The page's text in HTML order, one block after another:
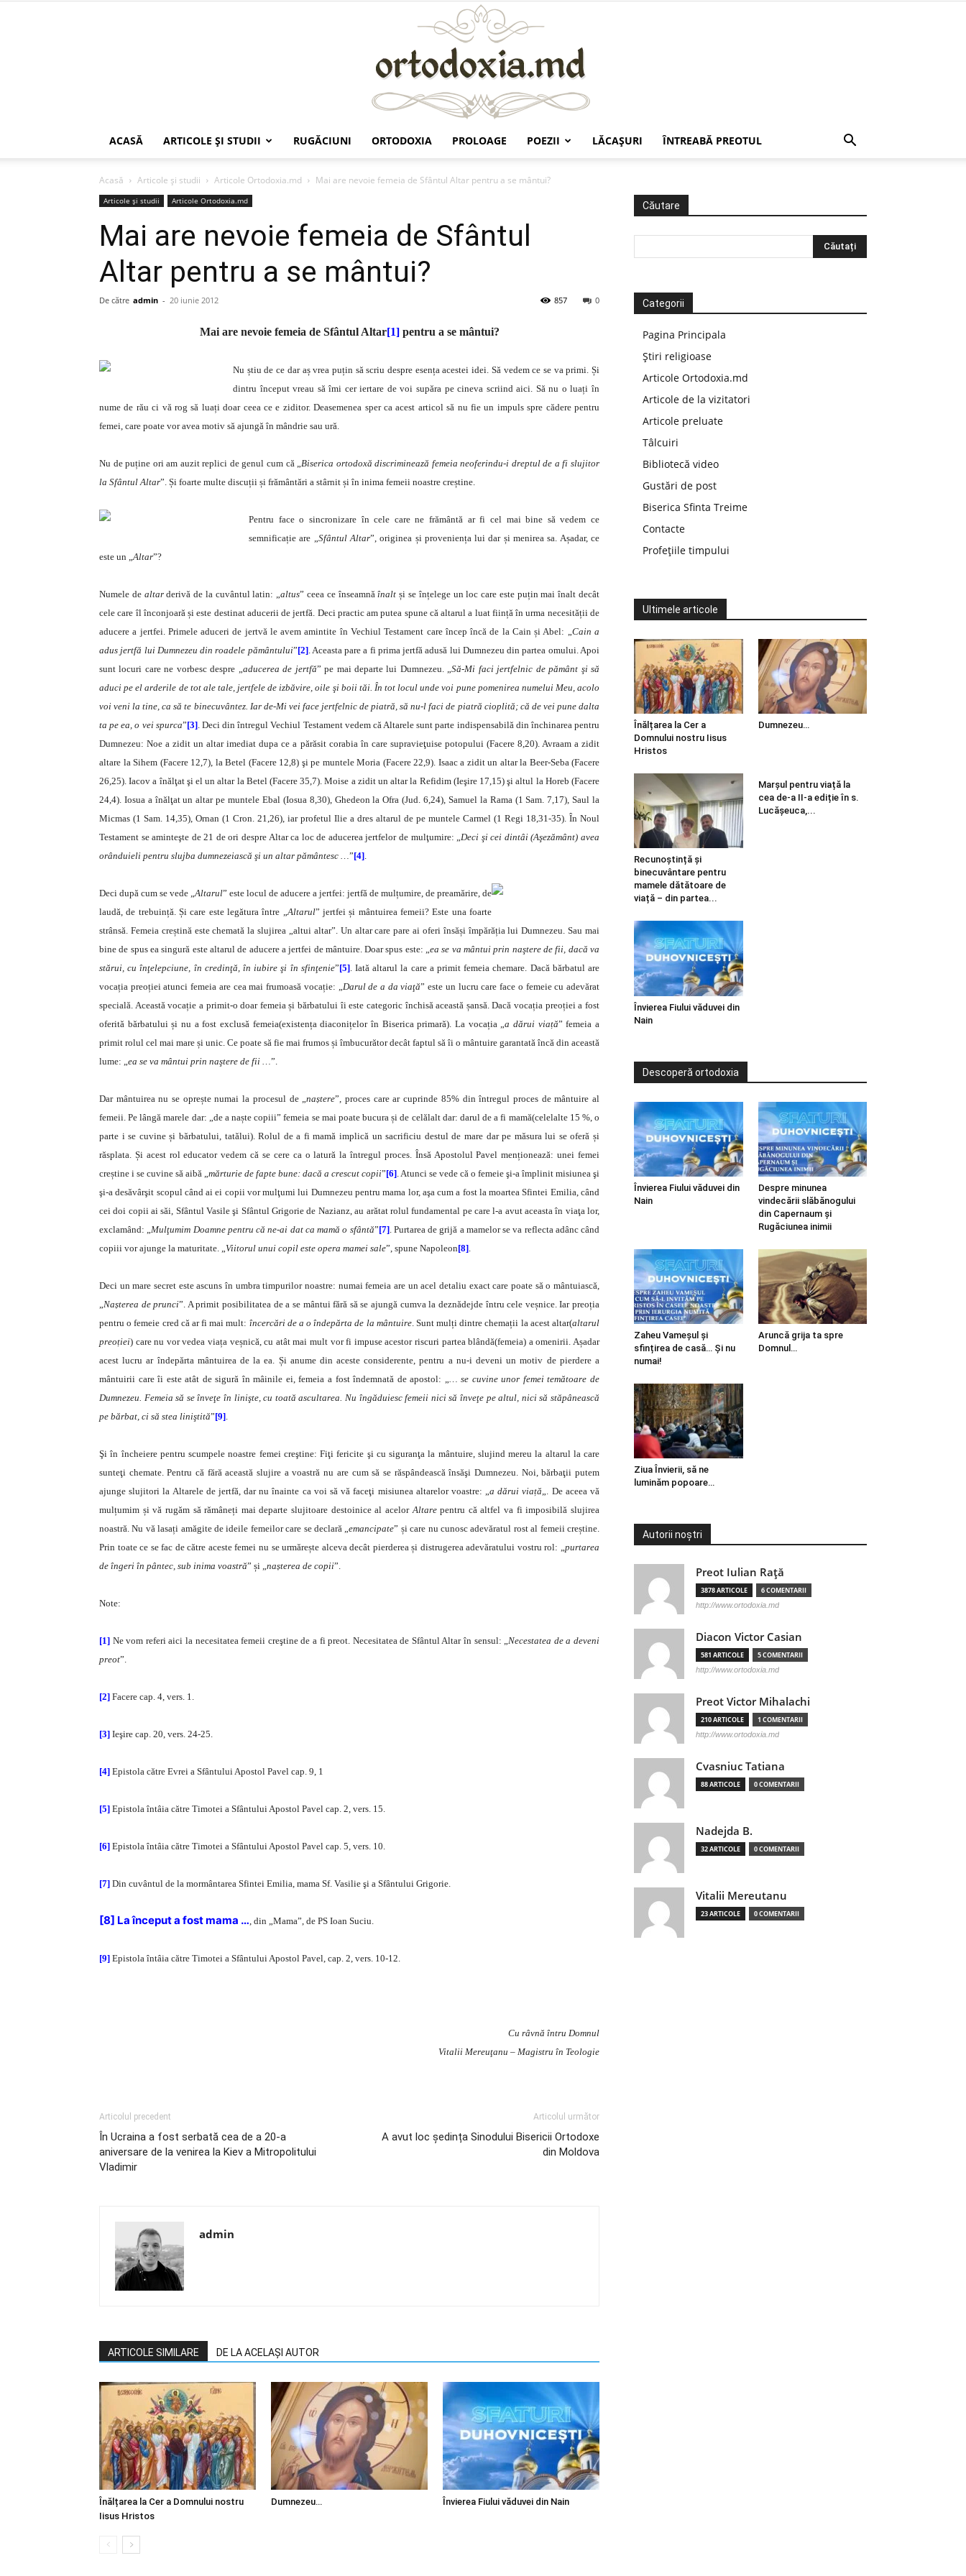
ACASĂ ARTICOLE ŞI STUDII RUGĂCIUNI ORTODOXIA PROLOAGE POEZII LĂCAŞURI ÎNTREABĂ PREOTUL
Acasă Articole şi studii Articole Ortodoxia.md Mai are nevoie femeia de Sfântul Altar pentru a se mântui?
Articole şi studii Articole Ortodoxia.md
Mai are nevoie femeia de Sfântul
Altar pentru a se mântui?
De către admin - 20 iunie 2012 0
857
Mai are nevoie femeia de Sfântul Altar[1]pentru a se mântui?
Nu știu de ce dar aș vrea puțin să scriu despre esența acestei idei. Să vedem ce se va primi. Și
dintru început vreau să îmi cer iertare de voi supăra pe cineva scriind aici. Să nu o luați în
nume de rău ci vă rog să luați doar ceea ce e ziditor. Deasemenea sper ca acest articol să nu fie un impuls spre cădere pentru
femei, care poate vor avea motiv să ajungă în mândrie sau ură.
Nu de puține ori am auzit replici de genul cum că „Biserica ortodoxă discriminează femeia neoferindu-i dreptul de a fi slujitor
la Sfântul Altar”. Și foarte multe discuții și frământări a stârnit și în inima femeii noastre creștine.
Pentru face o sincronizare în cele care ne frământă ar fi cel mai bine să vedem ce
semnificație are „Sfântul Altar”, originea și proveniența lui dar și menirea sa. Așadar, ce
este un „Altar”?
Numele de altarderivă de la cuvântul latin: „altus” ceea ce înseamnăînalt și se înțelege un loc care este puțin mai înalt decât
cele care îl înconjoară și este destinat aducerii de jertfă. Deci practic am putea spune că altarul a luat ființă în urma necesității de
aducere a jertfei. Primele aduceri de jertvă le avem amintite în Vechiul Testament care încep încă de la Cain și Abel: „Cain a
adus jertfă lui Dumnezeu din roadele pământului”[2]. Aceasta pare a fi prima jertfă adusă lui Dumnezeu din partea omului. Apoi
sunt locuri care ne vorbesc despre „aducerea de jertfă” pe mai departe lui Dumnezeu. „Să-Mi faci jertfelnic de pământ şi să
aduci pe el arderile de tot ale tale, jertfele de izbăvire, oile şi boii tăi. În tot locul unde voi pune pomenirea numelui Meu, acolo
voi veni la tine, ca să te binecuvântez. Iar de-Mi vei face jertfelnic de piatră, să nu-l faci de piatră cioplită; că de vei pune dalta
ta pe ea, o vei spurca”[3]. Deci din întregul Vechiul Testament vedem că Altarele sunt parte indispensabilă din închinarea pentru
Dumnezeu: Noe a zidit un altar imediat dupa ce a părăsit corabia în care supravieţuise potopului (Facere 8,20). Avraam a zidit
altare la Sihem (Facere 12,7), la Betel (Facere 12,8) şi pe muntele Moria (Facere 22,9). Isaac a zidit un altar la Beer-Seba (Facere
26,25). Iacov a înălţat şi el un altar la Betel (Facere 35,7). Moise a zidit un altar la Refidim (Ieşire 17,15) şi altul la Horeb (Facere
24,4). Iosua a înălţat un altar pe muntele Ebal (Iosua 8,30), Ghedeon la Ofra (Jud. 6,24), Samuel la Rama (1 Sam. 7,17), Saul la
Micmas (1 Sam. 14,35), Ornan (1 Cron. 21,26), iar profetul Ilie a dres altarul de pe muntele Carmel (1 Regi 18,31-35). În Noul
Testament se aminteşte de 21 de ori despre Altar ca loc de aducerea jertfelor de mulţumire: „Deci şi cei dintâi (Aşezământ) avea
orânduieli pentru slujba dumnezeiască şi un altar pământesc …”[4].
Deci după cum se vede „Altarul” este locul de aducere a jertfei: jertfă de mulțumire, de preamărire, de
laudă, de trebuință. Și care este legătura între „Altarul” jertfei și mântuirea femeii? Este una foarte
strânsă. Femeia creștină este chemată la slujirea „altui altar”. Un altar care pare ai oferi însăși împărăția lui Dumnezeu. Sau mai
bine de spus ea singură este altarul de aducere a jertfei de mântuire. Doar spus este: „ea se va mântui prin naştere de fii, dacă va
stărui, cu înţelepciune, în credinţă, în iubire şi în sfinţenie”[5]. Iată altarul la care a primit femeia chemare. Dacă bărbatul are
vocația preoției atunci femeia are cea mai frumoasă vocație: „Darul de a da viaţă” este un lucru care face o femeie cu adevărat
specială. Această vocație a primit-o doar femeia și bărbatului îi este categoric închisă această șansă. Dacă vocația preoției a fost
oferită bărbatului și nu a fost exclusă femeia(existența diaconițelor în Biserica primară). La vocația „a dărui viață” femeia a
primit rolul cel mai mare și unic. Ce poate să fie mai frumos și îmbucurător decât faptul să îi o mântuire garantată încă din această
lume: „ea se va mântui prin naştere de fii …”.
Dar mântuirea nu se oprește numai la procesul de „naștere”, proces care ar cuprinde 85% din întregul proces de mântuire al
femeii. Pe lângă marele dar: „de a naște copiii” femeia se mai poate bucura și de celălalt dar: darul de a fi mamă(celelalte 15 %, o
parte i se cuvine și bărbatului, tatălui). Rolul de a fi mamă implică un sacrificiu destul de mare dar pe măsura lui se oferă și
răsplata. Și acest rol educator vedem că se cere ca o latură la întregul proces. Însă Apostolul Pavel menționează: unei femei
creștine i se cuvine să aibă „mărturie de fapte bune: dacă a crescut copii”[6]. Atunci se vede că o femeie şi-a împlinit misiunea şi
şi-a desăvârşit scopul când ai ei copii vor mulţumi lui Dumnezeu pentru mama lor, aşa cum a fost la moartea Sfintei Emilia, când
cei doi copii ai săi, Sfântul Vasile şi Sfântul Grigorie de Nazianz, au arătat rolul fundamental pe care l-a avut aceasta în viaţa lor,
exclamând: „Mulţumim Doamne pentru că ne-ai dat ca mamă o sfântă”[7]. Purtarea de grijă a mamelor se va reflecta adânc când
copiii vor ajunge la maturitate. „Viitorul unui copil este opera mamei sale”, spune Napoleon[8].
Deci un mare secret este ascuns în umbra timpurilor noastre: numai femeia are un acel detaliu exact care poate să o mântuiască,
„Nașterea de prunci”. A primit posibilitatea de a se mântui fără să se ajungă cumva la deznădejde întru cele veșnice. Iar preoția
pentru o femeie cred că ar fi mai mult: încercări de a o îndepărta de la mântuire. Sunt mulți dintre chemații la acest altar(altarul
preoției) care nu vor vedea viața veșnică, cu atât mai mult vor fi impuse acestor riscuri partea blândă(femeia) a omenirii. Așadar
acest lucru ar îndepărta mântuirea de la ea. Și anume din aceste considerente, pentru a nu-i deveni un motiv de pierdere a
mântuirii care îi este atât de sigură în mâinile ei, femeia a fost îndemnată de apostol: „… se cuvine unor femei temătoare de
Dumnezeu. Femeia să se înveţe în linişte, cu toată ascultarea. Nu îngăduiesc femeii nici să înveţe pe altul, nici să stăpânească
pe bărbat, ci să stea liniştită”[9].
Şi în încheiere pentru scumpele noastre femei creştine: Fiţi fericite şi cu siguranţa la mântuire, slujind mereu la altarul la care
sunteţi chemate. Pentru că fără această slujire a voastră nu are cum să se răspândească însăşi Dumnezeu. Noi, bărbaţii putem
ajunge slujitori la Altarele de jertfă, dar nu înainte ca voi să vă faceţi misiunea altarelor voastre: „a dărui viață„. De aceea vă
mulțumim și vă rugăm să rămâneți mai departe slujitoare destoinice al acelorAltarepentru că altfel va fi imposibilă slujirea
noastră. Nu vă lasați amăgite de ideile femeilor care se declară „emancipate” și care nu cunosc adevăratul rost al femeii creștine.
Prin toate ce se fac de către aceste femei nu se urmărește alceva decât pierderea și distrugerea adevăratului vostru rol: „purtarea
de îngeri în pântec, sub inima voastră” și „nașterea de copii”.
Note:
[1] Ne vom referi aici la necesitatea femeii creştine de a fi preot. Necesitatea de Sfântul Altar în sensul: „Necestatea de a deveni
preot”.
[2] Facere cap. 4, vers. 1.
[3] Ieşire cap. 20, vers. 24-25.
[4] Epistola către Evrei a Sfântului Apostol Pavel cap. 9, 1
[5] Epistola întâia către Timotei a Sfântului Apostol Pavel cap. 2, vers. 15.
[6] Epistola întâia către Timotei a Sfântului Apostol Pavel cap. 5, vers. 10.
[7] Din cuvântul de la mormântarea Sfintei Emilia, mama Sf. Vasilie şi a Sfântului Grigorie.
[8] La început a fost mama …, din „Mama”, de PS Ioan Suciu.
[9] Epistola întâia către Timotei a Sfântului Apostol Pavel, cap. 2, vers. 10-12.
Cu râvnă întru Domnul
Vitalii Mereuţanu – Magistru în Teologie
Articolul precedent
În Ucraina a fost serbată cea de a 20-a
aniversare de la venirea la Kiev a Mitropolitului
Vladimir
Articolul următor
A avut loc ședința Sinodului Bisericii Ortodoxe
din Moldova
admin
ARTICOLE SIMILARE DE LA ACELAȘI AUTOR
Înălțarea la Cer a Domnului nostru
Iisus Hristos
Dumnezeu… Învierea Fiului văduvei din Nain
Căutare
Categorii
Pagina Principala
Știri religioase
Articole Ortodoxia.md
Articole de la vizitatori
Articole preluate
Tâlcuiri
Bibliotecă video
Gustări de post
Biserica Sfinta Treime
Contacte
Profețiile timpului
Ultimele articole
Înălțarea la Cer a
Domnului nostru Iisus
Hristos
Dumnezeu…
Recunoștință și
binecuvântare pentru
mamele dătătoare de
viață – din partea...
Marșul pentru viață la
cea de-a II-a ediție în s.
Lucășeuca,...
Învierea Fiului văduvei din
Nain
Descoperă ortodoxia
Învierea Fiului văduvei din
Nain
Despre minunea
vindecării slăbănogului
din Capernaum și
Rugăciunea inimii
Zaheu Vameșul și
sfințirea de casă… Și nu
numai!
Aruncă grija ta spre
Domnul…
Ziua Învierii, să ne
luminăm popoare…
Autorii noștri
Preot Iulian Raţă
3878 ARTICOLE 6 COMENTARII
http://www.ortodoxia.md
Diacon Victor Casian
581 ARTICOLE 5 COMENTARII
http://www.ortodoxia.md
Preot Victor Mihalachi
210 ARTICOLE 1 COMENTARII
http://www.ortodoxia.md
Cvasniuc Tatiana
88 ARTICOLE 0 COMENTARII
Nadejda B.
32 ARTICOLE 0 COMENTARII
Vitalii Mereutanu
23 ARTICOLE 0 COMENTARII